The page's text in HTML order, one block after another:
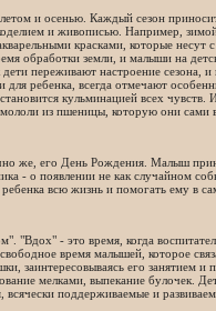
и осенью. Каждый сезон
и живописью. Например,
красками, которые несут
обработки земли, и малыши на
переживают настроение сезона,
ребенка, всегда отмечают
кульминацией всех
из пшеницы, которую они сами
же, его День Рождения. Малыш
- о появлении не как случайном
всю жизнь и помогать ему в
"Вдох" - это время, когда
время малышей, которое
заинтересовываясь его занятием
мелками, выпекание булочек.
всячески поддерживаемые и